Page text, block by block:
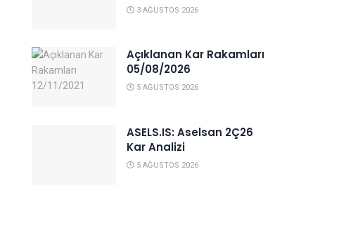
3 AĞUSTOS 2026
Açıklanan Kar Rakamları
05/08/2026
5 AĞUSTOS 2026
ASELS.IS: Aselsan 2Ç26
Kar Analizi
5 AĞUSTOS 2026